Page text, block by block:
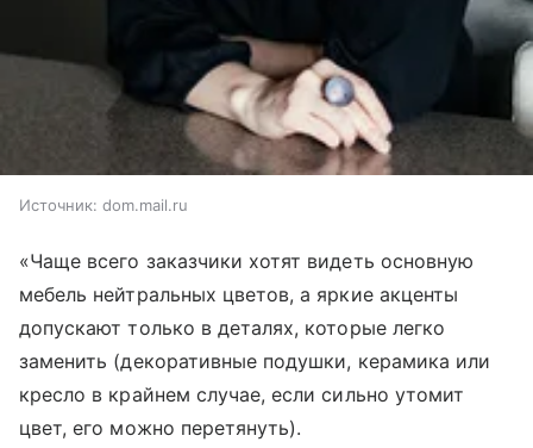
Источник: dom.mail.ru
«Чаще всего заказчики хотят видеть основную
мебель нейтральных цветов, а яркие акценты
допускают только в деталях, которые легко
заменить (декоративные подушки, керамика или
кресло в крайнем случае, если сильно утомит
цвет, его можно перетянуть).